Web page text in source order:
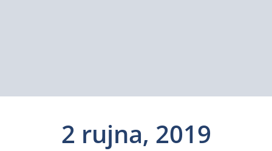
2 rujna, 2019